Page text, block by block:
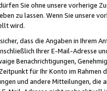
Sie ohne unsere vorherige
zu lassen. Wenn Sie unsere
wird.
dass die Angaben in Ihrem
Ihrer E-Mail-Adresse
Benachrichtigungen,
für Ihr Konto im Rahmen
und andere Mitteilungen, die